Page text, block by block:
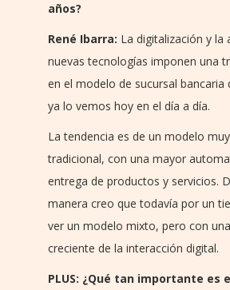
años?
René Ibarra: La digitalización y la
nuevas tecnologías imponen una
en el modelo de sucursal bancaria
ya lo vemos hoy en el día a día.
La tendencia es de un modelo
tradicional, con una mayor
entrega de productos y servicios.
manera creo que todavía por un
ver un modelo mixto, pero con
creciente de la interacción digital.
PLUS: ¿Qué tan importante es